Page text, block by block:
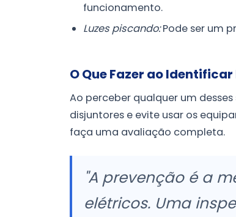
funcionamento.
Luzes piscando:Pode ser um
O Que Fazer ao Identificar
Ao perceber qualquer um
disjuntores e evite usar os
faça uma avaliação completa.
"A prevenção é a
elétricos. Uma